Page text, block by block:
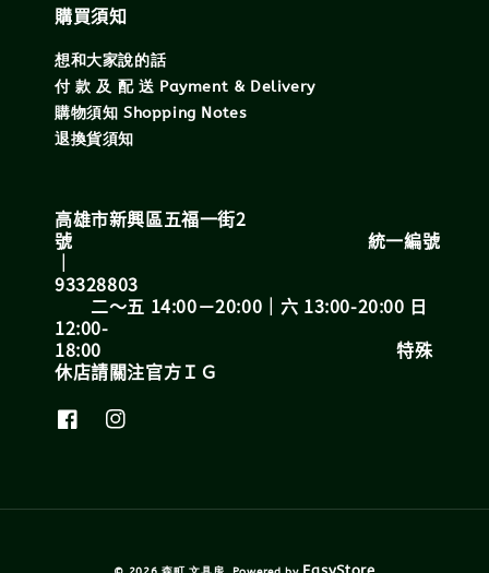
購買須知
想和大家說的話
付 款 及 配 送 Payment & Delivery
購物須知 Shopping Notes
退換貨須知
高雄市新興區五福一街2
號 統一編號
｜
93328803
二～五 14:00－20:00｜六 13:00-20:00 日
12:00-
18:00 特殊
休店請關注官方ＩＧ